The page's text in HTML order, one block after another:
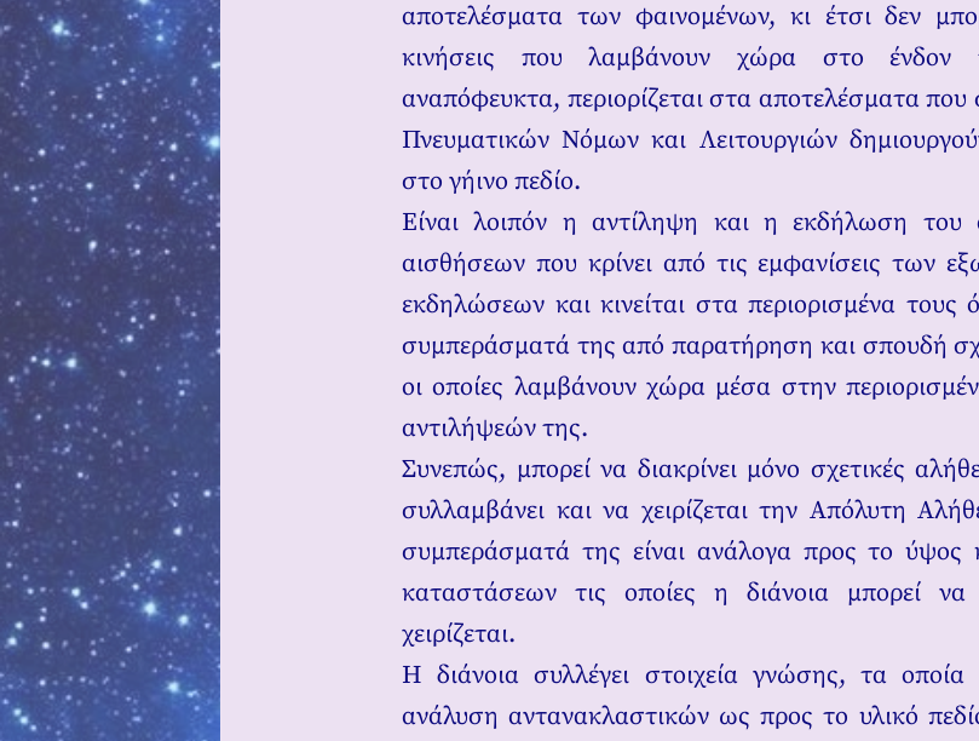
αποτελέσματα των φαινομένων, κι έτσι δεν
κινήσεις που λαμβάνουν χώρα στο ένδον
αναπόφευκτα, περιορίζεται στα αποτελέσματα
Πνευματικών Νόμων και Λειτουργιών
στο γήινο πεδίο.
Είναι λοιπόν η αντίληψη και η εκδήλωση
αισθήσεων που κρίνει από τις εμφανίσεις των
εκδηλώσεων και κινείται στα περιορισμένα
συμπεράσματά της από παρατήρηση και σπουδή
οι οποίες λαμβάνουν χώρα μέσα στην
αντιλήψεών της.
Συνεπώς, μπορεί να διακρίνει μόνο σχετικές
συλλαμβάνει και να χειρίζεται την Απόλυτη
συμπεράσματά της είναι ανάλογα προς το
καταστάσεων τις οποίες η διάνοια μπορεί
χειρίζεται.
Η διάνοια συλλέγει στοιχεία γνώσης, τα οποία
ανάλυση αντανακλαστικών ως προς το υλικό